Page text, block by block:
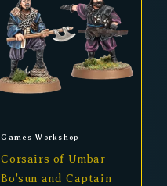
Anbieter:
Games Workshop
Corsairs of Umbar
Bo'sun and Captain